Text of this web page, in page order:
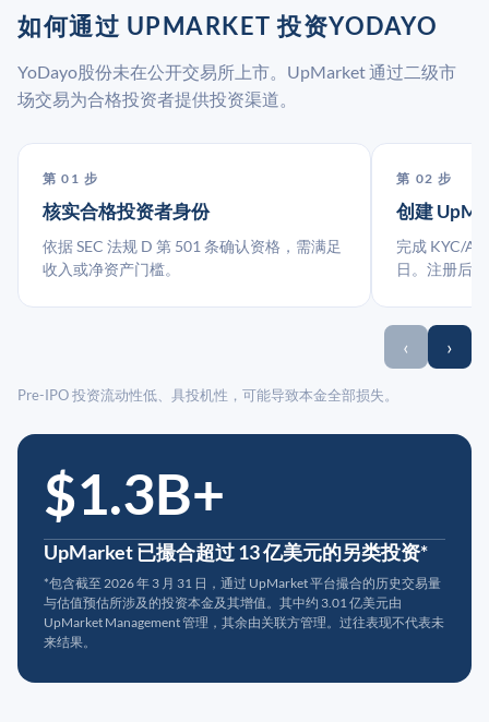
如何通过 UPMARKET 投资YODAYO
YoDayo股份未在公开交易所上市。UpMarket 通过二级市
场交易为合格投资者提供投资渠道。
第 01 步
核实合格投资者身份
依据 SEC 法规 D 第 501 条确认资格，需满足
收入或净资产门槛。
第 02 步
创建
完成 KYC/
日。注册后
‹ ›
Pre-IPO 投资流动性低、具投机性，可能导致本金全部损失。
$1.3B+
UpMarket 已撮合超过 13 亿美元的另类投资*
*包含截至 2026 年 3 月 31 日，通过 UpMarket 平台撮合的历史交易量
与估值预估所涉及的投资本金及其增值。其中约 3.01 亿美元由
UpMarket Management 管理，其余由关联方管理。过往表现不代表未
来结果。